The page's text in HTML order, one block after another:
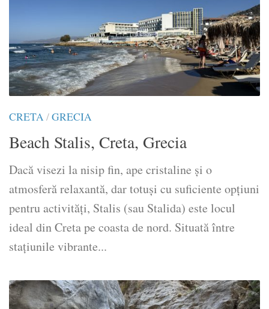
CRETA/GRECIA
Beach Stalis, Creta, Grecia
Dacă visezi la nisip fin, ape cristaline și o
atmosferă relaxantă, dar totuși cu suficiente opțiuni
pentru activități, Stalis (sau Stalida) este locul
ideal din Creta pe coasta de nord. Situată între
stațiunile vibrante...